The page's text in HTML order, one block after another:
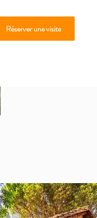
Réserver une visite